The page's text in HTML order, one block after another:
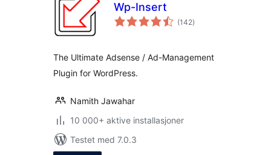
Wp-Insert
(142totale
vurderinger
)
The Ultimate Adsense / Ad-Management
Plugin for WordPress.
Namith Jawahar
10 000+ aktive installasjoner
Testet med 7.0.3